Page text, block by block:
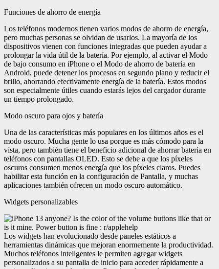
Funciones de ahorro de energía
Los teléfonos modernos tienen varios modos de ahorro de energía,
pero muchas personas se olvidan de usarlos. La mayoría de los
dispositivos vienen con funciones integradas que pueden ayudar a
prolongar la vida útil de la batería. Por ejemplo, al activar el Modo
de bajo consumo en iPhone o el Modo de ahorro de batería en
Android, puede detener los procesos en segundo plano y reducir el
brillo, ahorrando efectivamente energía de la batería. Estos modos
son especialmente útiles cuando estarás lejos del cargador durante
un tiempo prolongado.
Modo oscuro para ojos y batería
Una de las características más populares en los últimos años es el
modo oscuro. Mucha gente lo usa porque es más cómodo para la
vista, pero también tiene el beneficio adicional de ahorrar batería en
teléfonos con pantallas OLED. Esto se debe a que los píxeles
oscuros consumen menos energía que los píxeles claros. Puedes
habilitar esta función en la configuración de Pantalla, y muchas
aplicaciones también ofrecen un modo oscuro automático.
Widgets personalizables
Los widgets han evolucionado desde paneles estáticos a
herramientas dinámicas que mejoran enormemente la productividad.
Muchos teléfonos inteligentes le permiten agregar widgets
personalizados a su pantalla de inicio para acceder rápidamente a